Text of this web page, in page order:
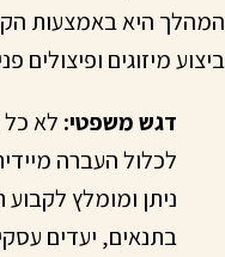
ביצוע מיזוגים ופיצולים
דגש משפטי: לא כל
לכלול העברה
ניתן ומומלץ
בתנאים, יעדים